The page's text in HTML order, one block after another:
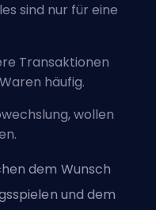
sind nur für eine
Transaktionen
häufig.
wollen
dem Wunsch
und dem